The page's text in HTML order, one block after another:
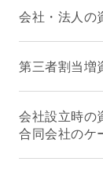
会社・法人の
第三者割当増
会社設立時の
合同会社のケ